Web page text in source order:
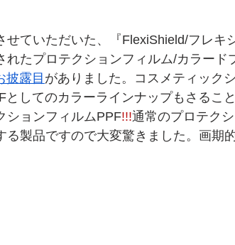
せていただいた、『FlexiShield/フレキ
れたプロテクションフィルム/カラード
披露目 がありました。コスメティック
としてのカラーラインナップもさるこ
ションフィルムPPF!!!通常のプロテク
製品ですので大変驚きました。画期